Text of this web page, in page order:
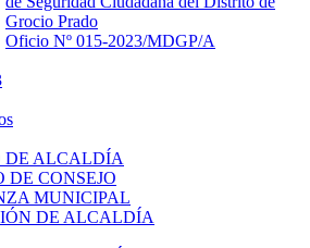
Grocio Prado
Oficio Nº 015-2023/MDGP/A
DE ALCALDÍA
DE CONSEJO
MUNICIPAL
DE ALCALDÍA